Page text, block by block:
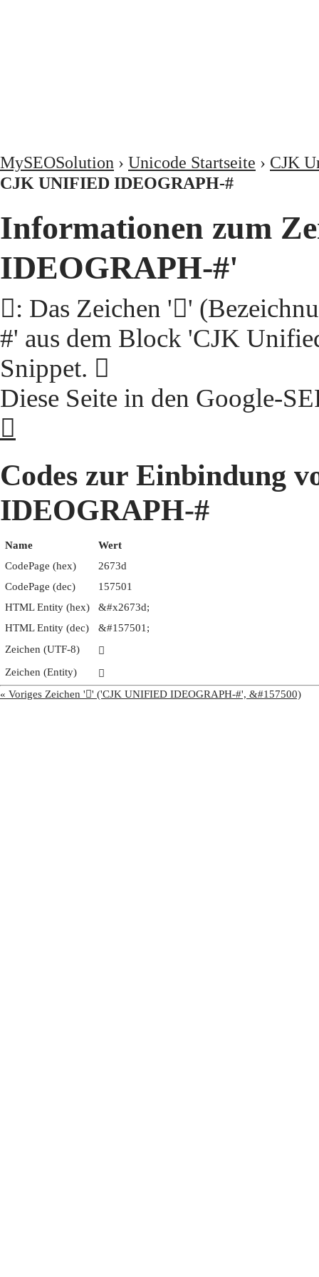
MySEOSolution › Unicode Startseite › CJK
CJK UNIFIED IDEOGRAPH-#
Informationen zum
IDEOGRAPH-#'
𦜽: Das Zeichen '𦜽'
#' aus dem Block 'CJK
Snippet. 𦜽
Diese Seite in den Google-
𦜽
Codes zur Einbindung
IDEOGRAPH-#
Name
Wert
CodePage (hex)
2673d
CodePage (dec)
157501
HTML Entity (hex)
&#x2673d;
HTML Entity (dec)
&#157501;
Zeichen (UTF-8)
𦜽
Zeichen (Entity)
𦜽
« Voriges Zeichen '𦜼' ('CJK UNIFIED IDEOGRAPH-#', &#157500)